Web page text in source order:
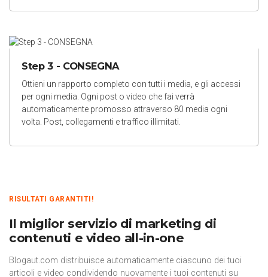
Step 3 - CONSEGNA
Ottieni un rapporto completo con tutti i media, e gli accessi
per ogni media. Ogni post o video che fai verrà
automaticamente promosso attraverso 80 media ogni
volta. Post, collegamenti e traffico illimitati.
RISULTATI GARANTITI!
Il miglior servizio di marketing di
contenuti e video all-in-one
Blogaut.com distribuisce automaticamente ciascuno dei tuoi
articoli e video condividendo nuovamente i tuoi contenuti su